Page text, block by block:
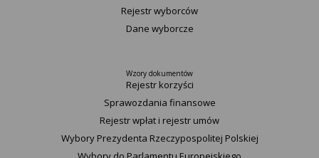
Rejestr wyborców
Dane wyborcze
Wzory dokumentów
Rejestr korzyści
Sprawozdania finansowe
Rejestr wpłat i rejestr umów
Wybory Prezydenta Rzeczypospolitej Polskiej